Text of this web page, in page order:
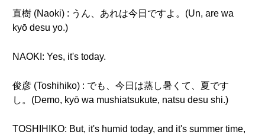
直樹 (Naoki) : うん、あれは今日ですよ。(Un, are wa
kyō desu yo.)
NAOKI: Yes, it's today.
俊彦 (Toshihiko) : でも、今日は蒸し暑くて、夏です
し。(Demo, kyō wa mushiatsukute, natsu desu shi.)
TOSHIHIKO: But, it's humid today, and it's summer time,